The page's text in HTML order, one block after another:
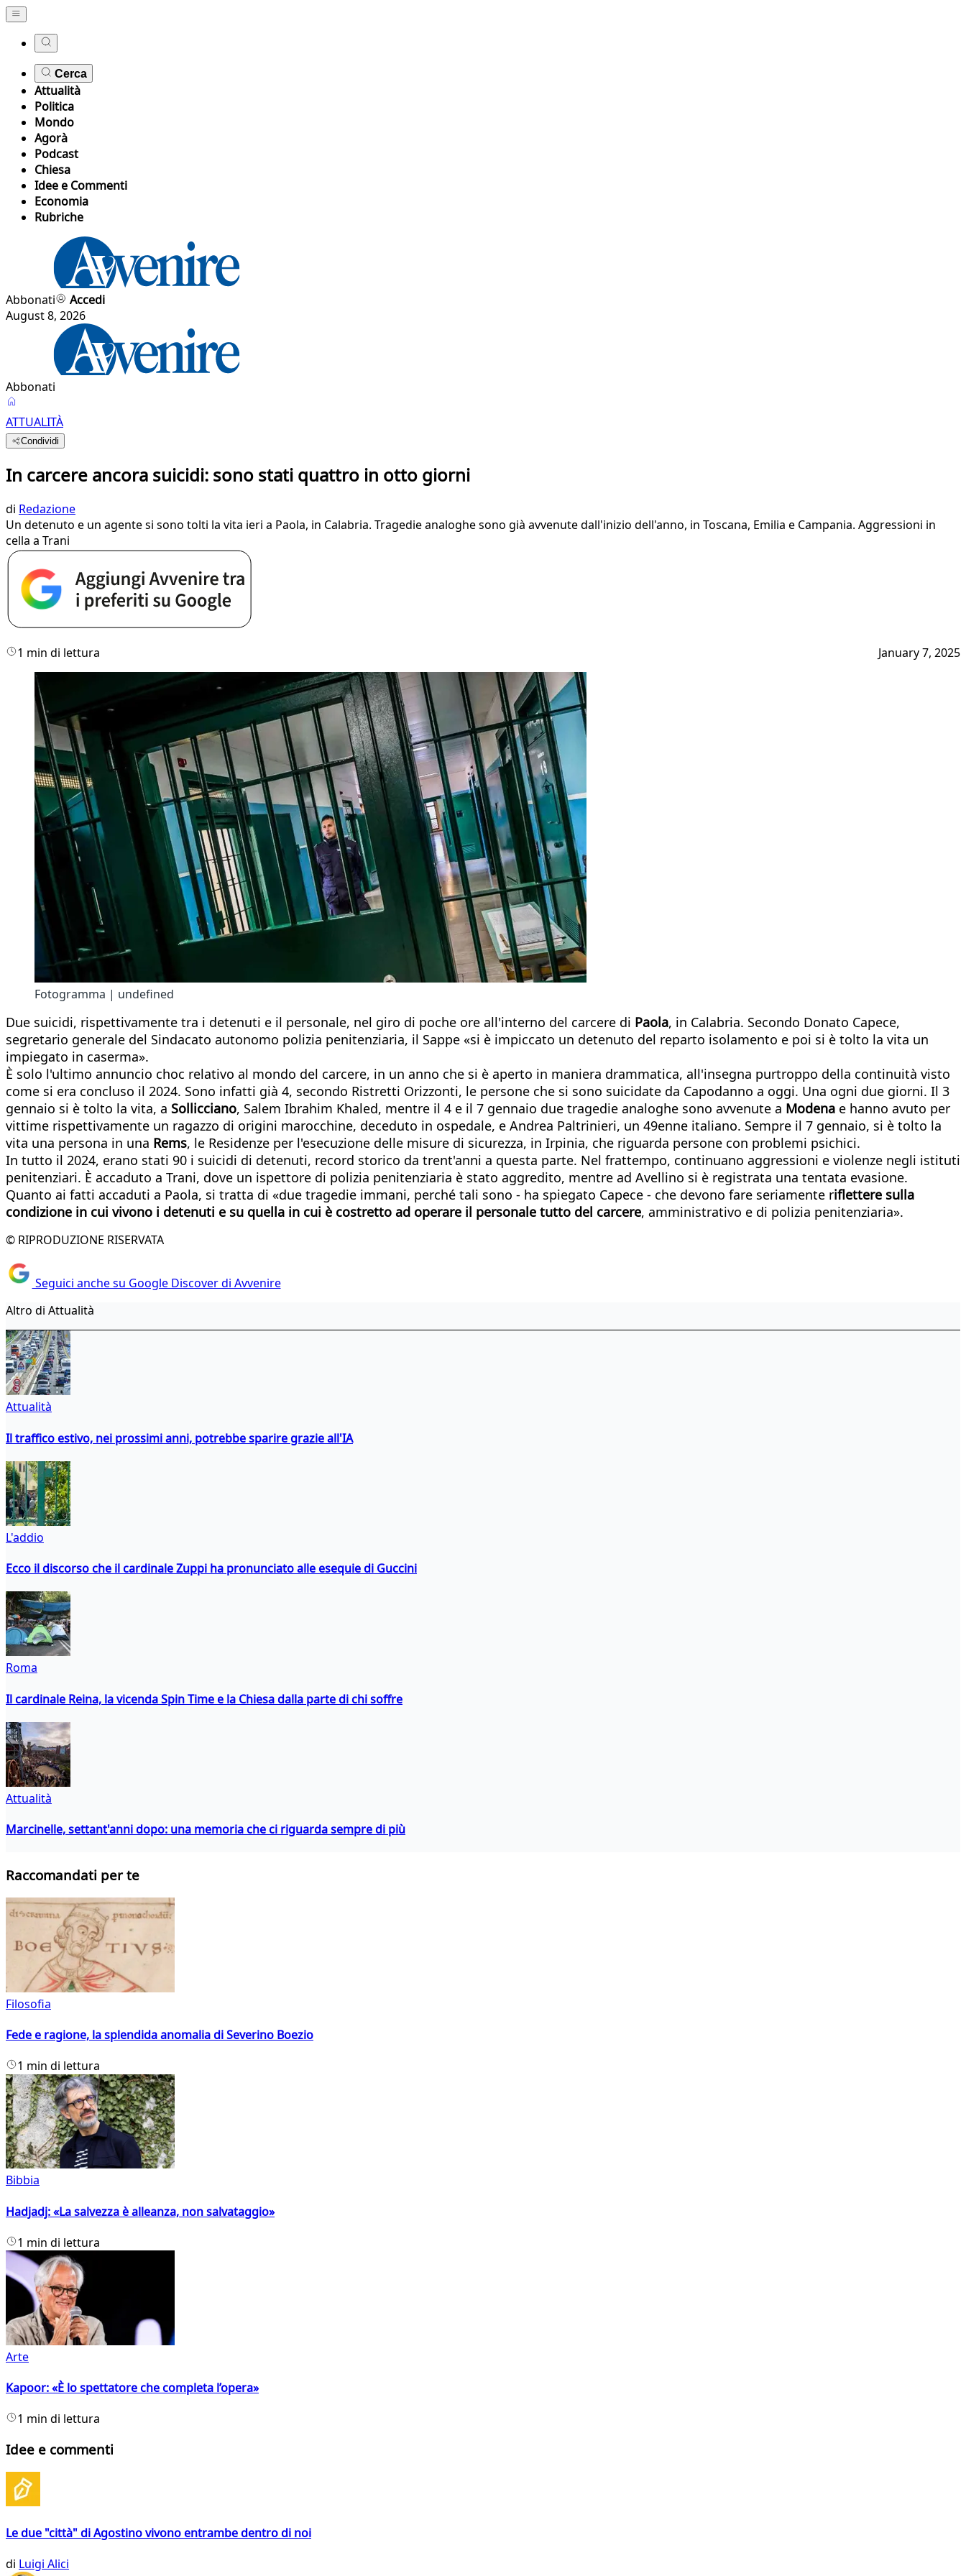
Cerca
Attualità
Politica
Mondo
Agorà
Podcast
Chiesa
Idee e Commenti
Economia
Rubriche
Abbonati
Accedi
August 8, 2026
Abbonati
ATTUALITÀ
Condividi
In carcere ancora suicidi: sono stati quattro in otto giorni
di Redazione
Un detenuto e un agente si sono tolti la vita ieri a Paola, in Calabria. Tragedie analoghe sono già avvenute dall'inizio dell'anno, in Toscana, Emilia e Campania. Aggressioni in
cella a Trani
1 min di lettura January 7, 2025
Fotogramma | undefined
Due suicidi, rispettivamente tra i detenuti e il personale, nel giro di poche ore all'interno del carcere di Paola, in Calabria. Secondo Donato Capece,
segretario generale del Sindacato autonomo polizia penitenziaria, il Sappe «si è impiccato un detenuto del reparto isolamento e poi si è tolto la vita un
impiegato in caserma».
È solo l'ultimo annuncio choc relativo al mondo del carcere, in un anno che si è aperto in maniera drammatica, all'insegna purtroppo della continuità visto
come si era concluso il 2024. Sono infatti già 4, secondo Ristretti Orizzonti, le persone che si sono suicidate da Capodanno a oggi. Una ogni due giorni. Il 3
gennaio si è tolto la vita, a Sollicciano, Salem Ibrahim Khaled, mentre il 4 e il 7 gennaio due tragedie analoghe sono avvenute a Modena e hanno avuto per
vittime rispettivamente un ragazzo di origini marocchine, deceduto in ospedale, e Andrea Paltrinieri, un 49enne italiano. Sempre il 7 gennaio, si è tolto la
vita una persona in una Rems, le Residenze per l'esecuzione delle misure di sicurezza, in Irpinia, che riguarda persone con problemi psichici.
In tutto il 2024, erano stati 90 i suicidi di detenuti, record storico da trent'anni a questa parte. Nel frattempo, continuano aggressioni e violenze negli istituti
penitenziari. È accaduto a Trani, dove un ispettore di polizia penitenziaria è stato aggredito, mentre ad Avellino si è registrata una tentata evasione.
Quanto ai fatti accaduti a Paola, si tratta di «due tragedie immani, perché tali sono - ha spiegato Capece - che devono fare seriamente riflettere sulla
condizione in cui vivono i detenuti e su quella in cui è costretto ad operare il personale tutto del carcere, amministrativo e di polizia penitenziaria».
© RIPRODUZIONE RISERVATA
Seguici anche su Google Discover di Avvenire
Altro di Attualità
Attualità
Il traffico estivo, nei prossimi anni, potrebbe sparire grazie all'IA
L'addio
Ecco il discorso che il cardinale Zuppi ha pronunciato alle esequie di Guccini
Roma
Il cardinale Reina, la vicenda Spin Time e la Chiesa dalla parte di chi soffre
Attualità
Marcinelle, settant'anni dopo: una memoria che ci riguarda sempre di più
Raccomandati per te
Filosofia
Fede e ragione, la splendida anomalia di Severino Boezio
1 min di lettura
Bibbia
Hadjadj: «La salvezza è alleanza, non salvataggio»
1 min di lettura
Arte
Kapoor: «È lo spettatore che completa l’opera»
1 min di lettura
Idee e commenti
Le due "città" di Agostino vivono entrambe dentro di noi
di Luigi Alici